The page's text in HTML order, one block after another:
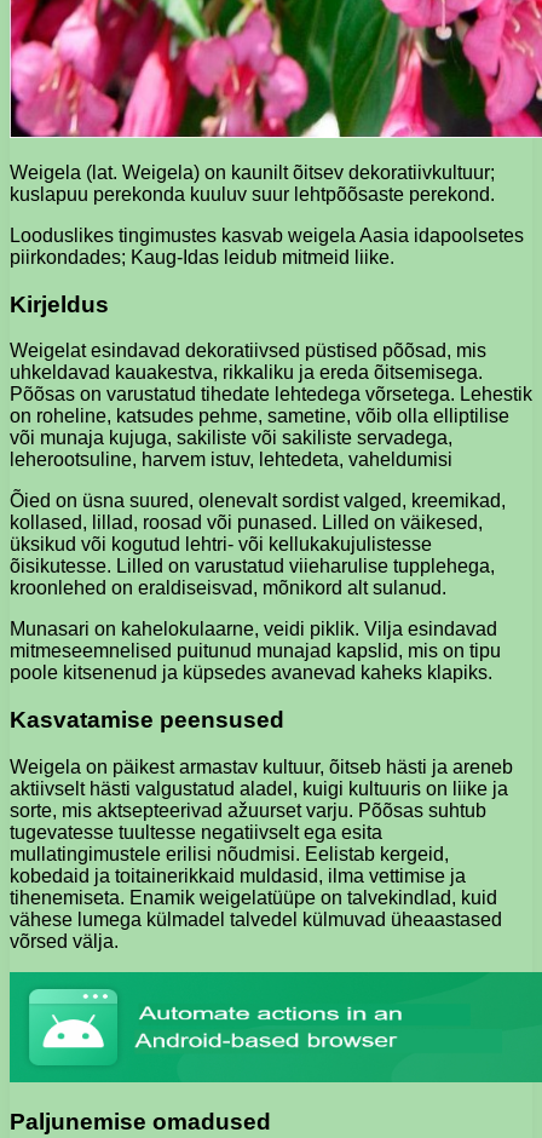
Weigela (lat. Weigela) on kaunilt õitsev dekoratiivkultuur;
kuslapuu perekonda kuuluv suur lehtpõõsaste perekond.
Looduslikes tingimustes kasvab weigela Aasia idapoolsetes
piirkondades; Kaug-Idas leidub mitmeid liike.
Kirjeldus
Weigelat esindavad dekoratiivsed püstised põõsad, mis
uhkeldavad kauakestva, rikkaliku ja ereda õitsemisega.
Põõsas on varustatud tihedate lehtedega võrsetega. Lehestik
on roheline, katsudes pehme, sametine, võib olla elliptilise
või munaja kujuga, sakiliste või sakiliste servadega,
leherootsuline, harvem istuv, lehtedeta, vaheldumisi
Õied on üsna suured, olenevalt sordist valged, kreemikad,
kollased, lillad, roosad või punased. Lilled on väikesed,
üksikud või kogutud lehtri- või kellukakujulistesse
õisikutesse. Lilled on varustatud viieharulise tupplehega,
kroonlehed on eraldiseisvad, mõnikord alt sulanud.
Munasari on kahelokulaarne, veidi piklik. Vilja esindavad
mitmeseemnelised puitunud munajad kapslid, mis on tipu
poole kitsenenud ja küpsedes avanevad kaheks klapiks.
Kasvatamise peensused
Weigela on päikest armastav kultuur, õitseb hästi ja areneb
aktiivselt hästi valgustatud aladel, kuigi kultuuris on liike ja
sorte, mis aktsepteerivad ažuurset varju. Põõsas suhtub
tugevatesse tuultesse negatiivselt ega esita
mullatingimustele erilisi nõudmisi. Eelistab kergeid,
kobedaid ja toitainerikkaid muldasid, ilma vettimise ja
tihenemiseta. Enamik weigelatüüpe on talvekindlad, kuid
vähese lumega külmadel talvedel külmuvad üheaastased
võrsed välja.
Paljunemise omadused